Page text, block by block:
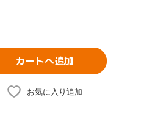
カートへ追加
お気に入り追加